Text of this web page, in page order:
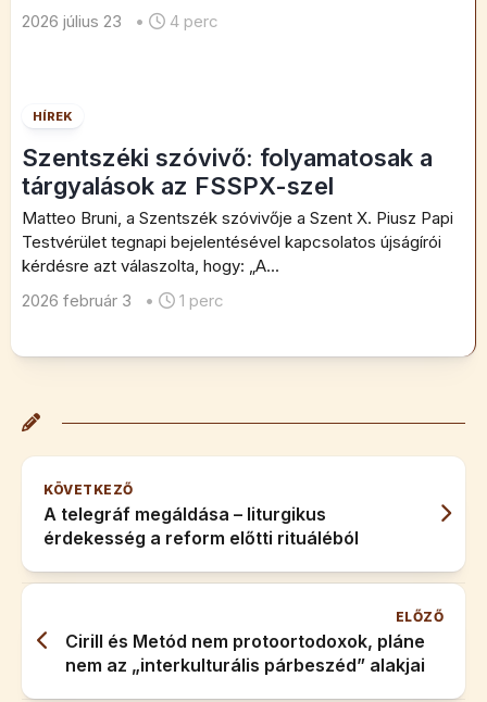
2026 július 23
• 4 perc
HÍREK
Szentszéki szóvivő: folyamatosak a
tárgyalások az FSSPX-szel
Matteo Bruni, a Szentszék szóvivője a Szent X. Piusz Papi
Testvérület tegnapi bejelentésével kapcsolatos újságírói
kérdésre azt válaszolta, hogy: „A...
2026 február 3
• 1 perc
KÖVETKEZŐ
A telegráf megáldása – liturgikus
érdekesség a reform előtti rituáléból
ELŐZŐ
Cirill és Metód nem protoortodoxok, pláne
nem az „interkulturális párbeszéd” alakjai